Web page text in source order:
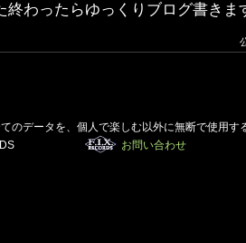
終わったらゆっくりブログ書き
のデータを、個人で楽しむ以外に無断で使用す
お問い合わせ